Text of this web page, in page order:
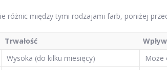
różnic między tymi rodzajami farb, poniżej
Trwałość
Wysoka (do kilku miesięcy)
Może